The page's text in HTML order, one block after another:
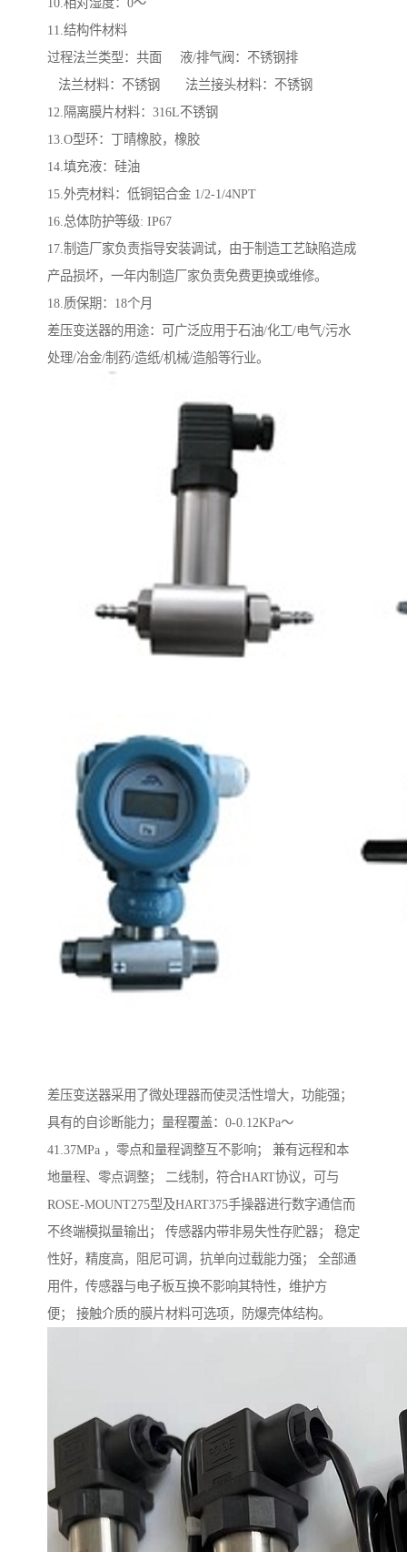
10.相对湿度：0～
11.结构件材料
过程法兰类型：共面 液/排气阀：不锈钢排
法兰材料：不锈钢 法兰接头材料：不锈钢
12.隔离膜片材料：316L不锈钢
13.O型环：丁晴橡胶，橡胶
14.填充液：硅油
15.外壳材料：低铜铝合金 1/2-1/4NPT
16.总体防护等级: IP67
17.制造厂家负责指导安装调试，由于制造工艺缺陷造成
产品损坏，一年内制造厂家负责免费更换或维修。
18.质保期：18个月
差压变送器的用途：可广泛应用于石油/化工/电气/污水
处理/冶金/制药/造纸/机械/造船等行业。
差压变送器采用了微处理器而使灵活性增大，功能强；
具有的自诊断能力；量程覆盖：0-0.12KPa～
41.37MPa ，零点和量程调整互不影响； 兼有远程和本
地量程、零点调整； 二线制，符合HART协议，可与
ROSE-MOUNT275型及HART375手操器进行数字通信而
不终端模拟量输出； 传感器内带非易失性存贮器； 稳定
性好，精度高，阻尼可调，抗单向过载能力强； 全部通
用件，传感器与电子板互换不影响其特性，维护方
便； 接触介质的膜片材料可选项，防爆壳体结构。